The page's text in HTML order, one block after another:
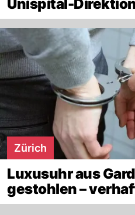
Unispital-
Zürich
Luxusuhr aus
gestohlen –